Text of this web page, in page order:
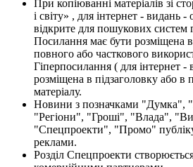
При копіюванні матеріалів зі
і світу» , для інтернет - видань
відкрите для пошукових систем
Посилання має бути розміщена в
повного або часткового
Гіперпосилання ( для інтернет
розміщена в підзаголовку або в
матеріалу.
Новини з позначками "Думка",
"Регіони", "Гроші", "Влада",
"Спецпроекти", "Промо"
реклами.
Розділ Спецпроекти